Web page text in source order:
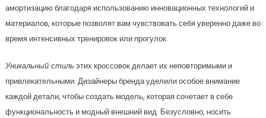
амортизацию благодаря использованию инновационных технологий и
материалов, которые позволят вам чувствовать себя уверенно даже во
время интенсивных тренировок или прогулок.
Уникальный стиль этих кроссовок делает их неповторимыми и
привлекательными. Дизайнеры бренда уделили особое внимание
каждой детали, чтобы создать модель, которая сочетает в себе
функциональность и модный внешний вид. Безусловно, носить